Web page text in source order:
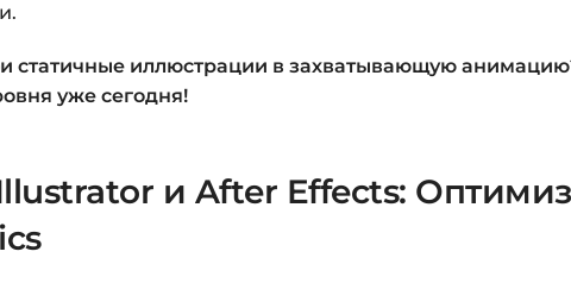
статичные иллюстрации в захватывающую
уже сегодня!
и After Effects: